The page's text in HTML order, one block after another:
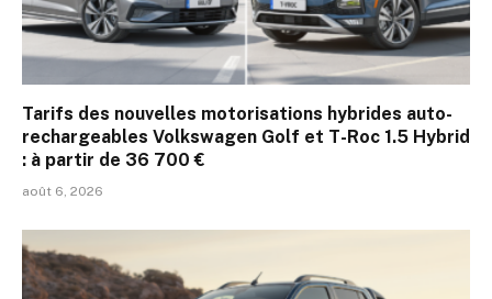
Tarifs des nouvelles motorisations hybrides auto-
rechargeables Volkswagen Golf et T-Roc 1.5 Hybrid
: à partir de 36 700 €
août 6, 2026